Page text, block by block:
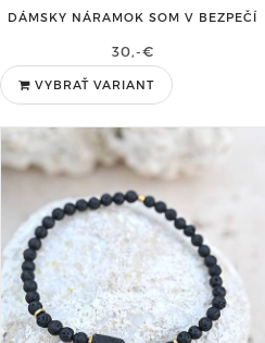
DÁMSKY NÁRAMOK SOM V BEZPEČÍ
30,-€
VYBRAŤ VARIANT